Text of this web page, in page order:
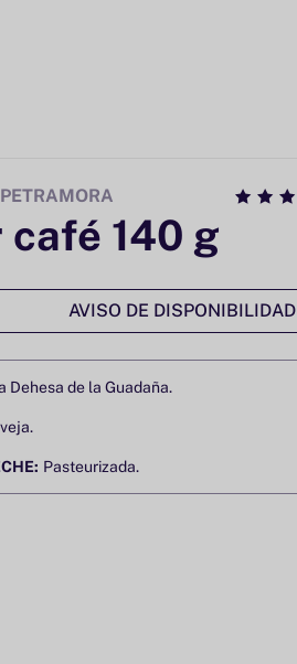
café 140 g
AVISO DE DISPONIBILIDAD
Dehesa de la Guadaña.
Pasteurizada.